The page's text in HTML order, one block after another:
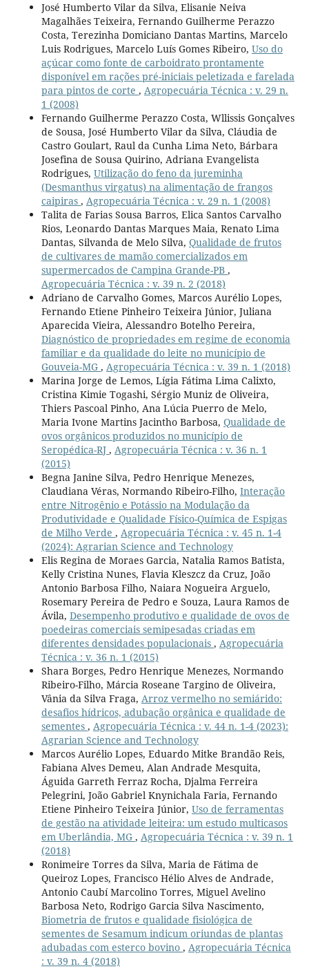
José Humberto Vilar da Silva, Elisanie Neiva
Magalhães Teixeira, Fernando Guilherme Perazzo
Costa, Terezinha Domiciano Dantas Martins, Marcelo
Luis Rodrigues, Marcelo Luís Gomes Ribeiro, Uso do
açúcar como fonte de carboidrato prontamente
disponível em rações pré-iniciais peletizada e farelada
para pintos de corte , Agropecuária Técnica : v. 29 n.
1 (2008)
Fernando Guilherme Perazzo Costa, Wllissis Gonçalves
de Sousa, José Humberto Vilar da Silva, Cláudia de
Castro Goulart, Raul da Cunha Lima Neto, Bárbara
Josefina de Sousa Quirino, Adriana Evangelista
Rodrigues, Utilização do feno da jureminha
(Desmanthus virgatus) na alimentação de frangos
caipiras , Agropecuária Técnica : v. 29 n. 1 (2008)
Talita de Farias Sousa Barros, Elica Santos Carvalho
Rios, Leonardo Dantas Marques Maia, Renato Lima
Dantas, Silvanda de Melo Silva, Qualidade de frutos
de cultivares de mamão comercializados em
supermercados de Campina Grande-PB ,
Agropecuária Técnica : v. 39 n. 2 (2018)
Adriano de Carvalho Gomes, Marcos Aurélio Lopes,
Fernando Etiene Pinheiro Teixeira Júnior, Juliana
Aparecida Vieira, Alessandro Botelho Pereira,
Diagnóstico de propriedades em regime de economia
familiar e da qualidade do leite no município de
Gouveia-MG , Agropecuária Técnica : v. 39 n. 1 (2018)
Marina Jorge de Lemos, Lígia Fátima Lima Calixto,
Cristina Kimie Togashi, Sérgio Muniz de Oliveira,
Thiers Pascoal Pinho, Ana Lúcia Puerro de Melo,
Maria Ivone Martins Jacintho Barbosa, Qualidade de
ovos orgânicos produzidos no município de
Seropédica-RJ , Agropecuária Técnica : v. 36 n. 1
(2015)
Begna Janine Silva, Pedro Henrique Menezes,
Claudiana Véras, Normando Ribeiro-Filho, Interação
entre Nitrogênio e Potássio na Modulação da
Produtividade e Qualidade Físico-Química de Espigas
de Milho Verde , Agropecuária Técnica : v. 45 n. 1-4
(2024): Agrarian Science and Technology
Elis Regina de Moraes Garcia, Natalia Ramos Batista,
Kelly Cristina Nunes, Flavia Kleszcz da Cruz, João
Antonio Barbosa Filho, Naiara Nogueira Arguelo,
Rosemary Pereira de Pedro e Souza, Laura Ramos de
Ávila, Desempenho produtivo e qualidade de ovos de
poedeiras comerciais semipesadas criadas em
diferentes densidades populacionais , Agropecuária
Técnica : v. 36 n. 1 (2015)
Shara Borges, Pedro Henrique Menezes, Normando
Ribeiro-Filho, Márcia Roseane Targino de Oliveira,
Vânia da Silva Fraga, Arroz vermelho no semiárido:
desafios hídricos, adubação orgânica e qualidade de
sementes , Agropecuária Técnica : v. 44 n. 1-4 (2023):
Agrarian Science and Technology
Marcos Aurélio Lopes, Eduardo Mitke Brandão Reis,
Fabiana Alves Demeu, Alan Andrade Mesquita,
Águida Garreth Ferraz Rocha, Djalma Ferreira
Pelegrini, João Gabriel Knynichala Faria, Fernando
Etiene Pinheiro Teixeira Júnior, Uso de ferramentas
de gestão na atividade leiteira: um estudo multicasos
em Uberlândia, MG , Agropecuária Técnica : v. 39 n. 1
(2018)
Ronimeire Torres da Silva, Maria de Fátima de
Queiroz Lopes, Francisco Hélio Alves de Andrade,
Antonio Caubí Marcolino Torres, Miguel Avelino
Barbosa Neto, Rodrigo Garcia Silva Nascimento,
Biometria de frutos e qualidade fisiológica de
sementes de Sesamum indicum oriundas de plantas
adubadas com esterco bovino , Agropecuária Técnica
: v. 39 n. 4 (2018)